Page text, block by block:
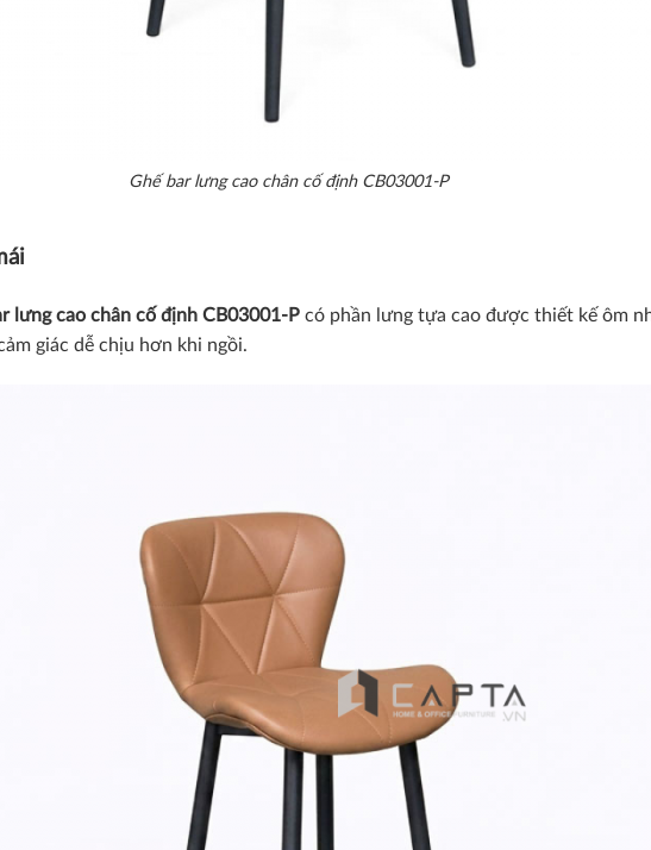
Ghế bar lưng cao chân cố định CB03001-P
lưng cao chân cố định CB03001-P có phần lưng tựa cao được thiết kế ôm
giác dễ chịu hơn khi ngồi.